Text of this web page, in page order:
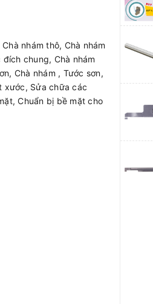
nhám thô, Chà nhám
chung, Chà nhám
Chà nhám , Tước sơn,
xước, Sửa chữa các
Chuẩn bị bề mặt cho